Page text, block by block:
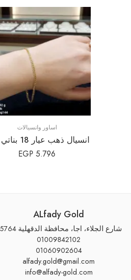
اساور وانسيالات
انسيال ذهب عيار 18 بناتي أنيق
5.796
EGP
ALfady Gold
شارع الجلاء، اجا، محافظة الدقهلية 35764
01009842102
01060902604
alfady.gold@gmail.com
info@alfady-gold.com